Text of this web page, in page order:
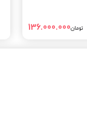
تومان136.000.000